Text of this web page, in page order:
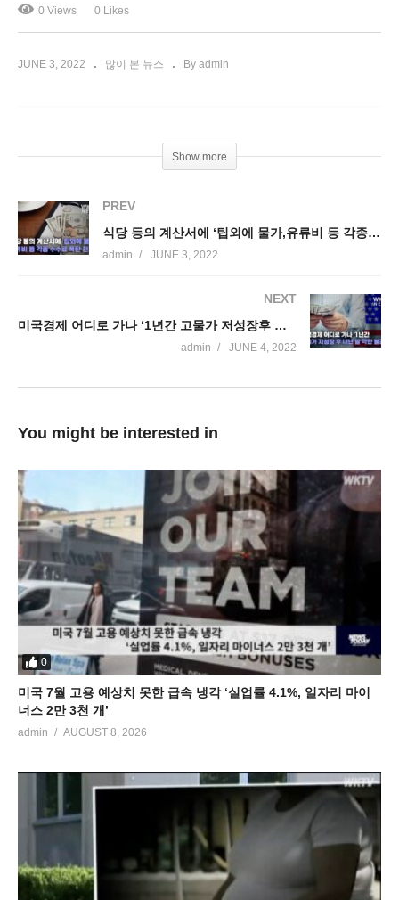
0 Views 0 Likes
JUNE 3, 2022 많이 본 뉴스 By admin
Show more
PREV
식당 등의 계산서에 ‘팁외에 물가,유류비 등 각종 수수료 폭탄 전가’
admin JUNE 3, 2022
NEXT
미국경제 어디로 가나 ‘1년간 고물가 저성장후 내년말 약한 불경기’
admin JUNE 4, 2022
You might be interested in
0
미국 7월 고용 예상치 못한 급속 냉각 ‘실업률 4.1%, 일자리 마이
너스 2만 3천 개’
admin AUGUST 8, 2026